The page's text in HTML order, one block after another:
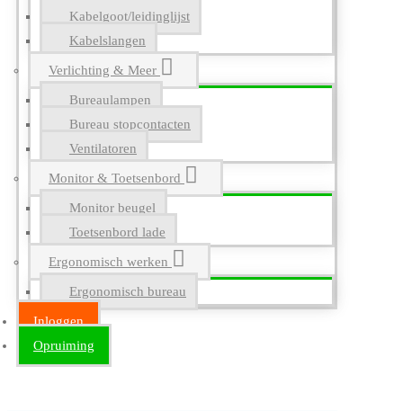
Kabelgoot/leidinglijst
Kabelslangen
Verlichting & Meer
Bureaulampen
Bureau stopcontacten
Ventilatoren
Monitor & Toetsenbord
Monitor beugel
Toetsenbord lade
Ergonomisch werken
Ergonomisch bureau
Inloggen
Opruiming